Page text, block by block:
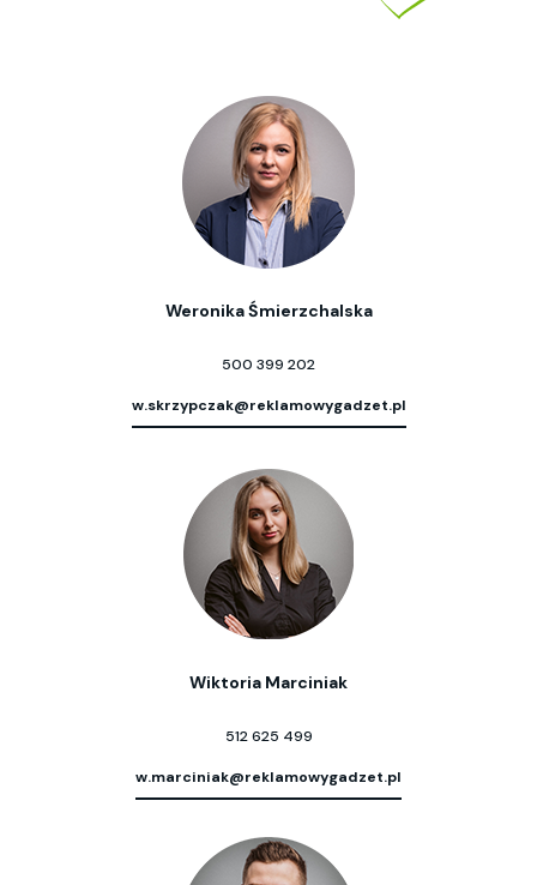
Weronika Śmierzchalska
500 399 202
w.skrzypczak@reklamowygadzet.pl
Wiktoria Marciniak
512 625 499
w.marciniak@reklamowygadzet.pl